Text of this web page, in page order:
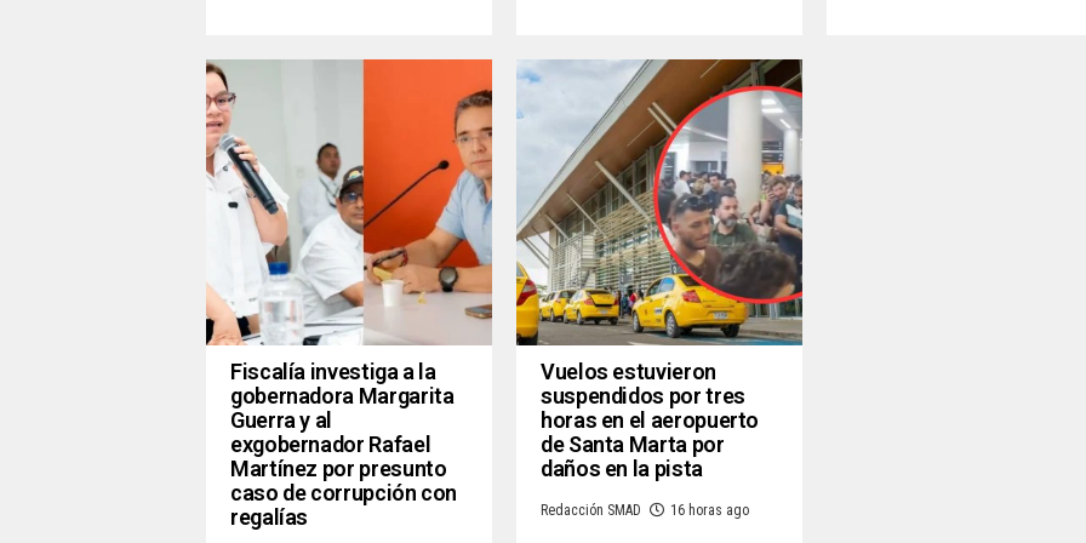
Fiscalía investiga a la
gobernadora Margarita
Guerra y al
exgobernador Rafael
Martínez por presunto
caso de corrupción con
regalías
Vuelos estuvieron
suspendidos por tres
horas en el aeropuerto
de Santa Marta por
daños en la pista
Redacción SMAD 16 horas ago